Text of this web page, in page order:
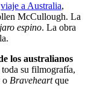
viaje a Australia,
McCullough. La
espino. La obra
los australianos
su filmografía,
o Braveheartque